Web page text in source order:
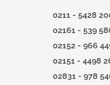
0211 - 5428
02161 - 539
02152 - 966
02151 - 4498
02831 - 978